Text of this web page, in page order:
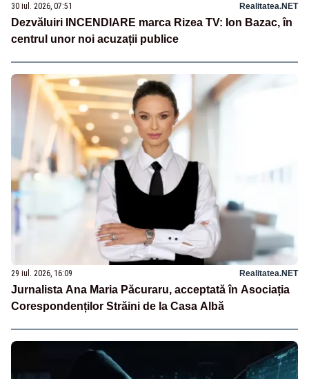
30 iul. 2026, 07:51 Realitatea.NET
Dezvăluiri INCENDIARE marca Rizea TV: Ion Bazac, în
centrul unor noi acuzații publice
29 iul. 2026, 16:09 Realitatea.NET
Jurnalista Ana Maria Păcuraru, acceptată în Asociația
Corespondenților Străini de la Casa Albă